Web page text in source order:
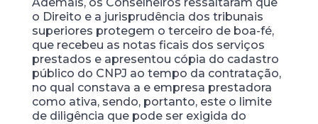
o Direito e a jurisprudência dos tribunais
superiores protegem o terceiro de boa-fé,
que recebeu as notas ficais dos serviços
prestados e apresentou cópia do cadastro
público do CNPJ ao tempo da contratação,
no qual constava a e empresa prestadora
como ativa, sendo, portanto, este o limite
de diligência que pode ser exigida do